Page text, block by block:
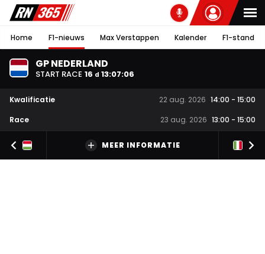
Home F1-nieuws Max Verstappen Kalender F1-stand
GP NEDERLAND
START RACE 16 d 13:07:05
Kwalificatie 22 aug. 2026 14:00 - 15:00
Race
23 aug. 2026 13:00 - 15:00
MEER INFORMATIE